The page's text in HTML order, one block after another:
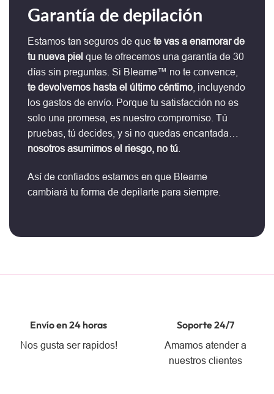
Garantía de depilación
Estamos tan seguros de que te vas a enamorar de
tu nueva piel que te ofrecemos una garantía de 30
días sin preguntas. Si Bleame™ no te convence,
te devolvemos hasta el último céntimo , incluyendo
los gastos de envío. Porque tu satisfacción no es
solo una promesa, es nuestro compromiso. Tú
pruebas, tú decides, y si no quedas encantada…
nosotros asumimos el riesgo, no tú
Así de confiados estamos en que Bleame
cambiará tu forma de depilarte para siempre.
Envío en 24 horas
Nos gusta ser rapidos!
Soporte 24/7
Amamos atender a
nuestros clientes